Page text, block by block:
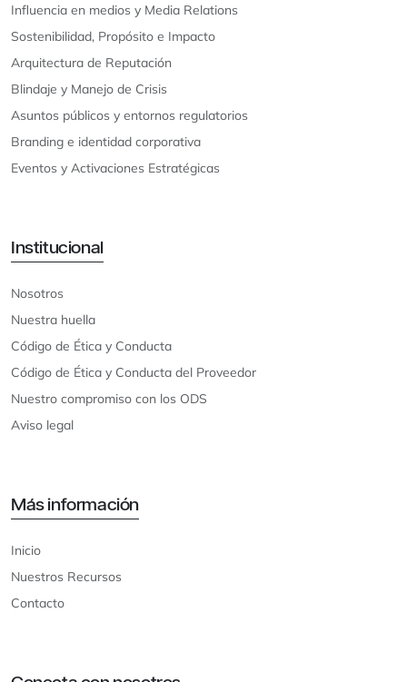
Influencia en medios y Media Relations
Sostenibilidad, Propósito e Impacto
Arquitectura de Reputación
Blindaje y Manejo de Crisis
Asuntos públicos y entornos regulatorios
Branding e identidad corporativa
Eventos y Activaciones Estratégicas
Institucional
Nosotros
Nuestra huella
Código de Ética y Conducta
Código de Ética y Conducta del Proveedor
Nuestro compromiso con los ODS
Aviso legal
Más información
Inicio
Nuestros Recursos
Contacto